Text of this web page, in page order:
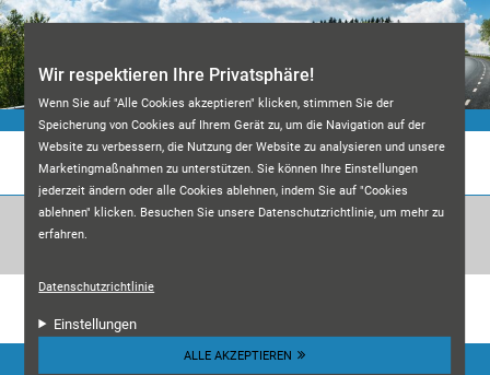
Wir respektieren Ihre Privatsphäre!
Wenn Sie auf "Alle Cookies akzeptieren" klicken, stimmen Sie der
Speicherung von Cookies auf Ihrem Gerät zu, um die Navigation auf der
Website zu verbessern, die Nutzung der Website zu analysieren und unsere
Marketingmaßnahmen zu unterstützen. Sie können Ihre Einstellungen
jederzeit ändern oder alle Cookies ablehnen, indem Sie auf "Cookies
ablehnen" klicken. Besuchen Sie unsere Datenschutzrichtlinie, um mehr zu
erfahren.
Datenschutzrichtlinie
Einstellungen
ALLE AKZEPTIEREN
Direkt zum Inhalt
KFZ-MEISTERWERKSTATT M&A
Unsere Kundenbewertungen: